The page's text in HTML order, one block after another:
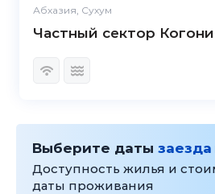
Абхазия, Сухум
Частный сектор
Выберите даты заезда
Доступность жилья и
даты проживания